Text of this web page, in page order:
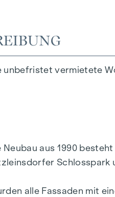
unbefristet vermietete
aus 1990
Schlosspark
alle Fassaden mit